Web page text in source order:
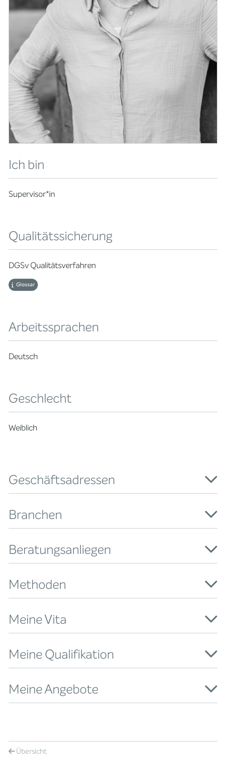
Ich bin
Supervisor*in
Qualitätssicherung
DGSv Qualitätsverfahren
Glossar
Arbeitssprachen
Deutsch
Geschlecht
Weiblich
Geschäftsadressen
Branchen
Beratungsanliegen
Methoden
Meine Vita
Meine Qualifikation
Meine Angebote
Übersicht